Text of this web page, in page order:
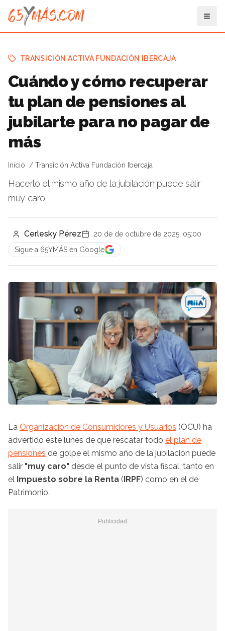
TRANSICIÓN ACTIVA FUNDACIÓN IBERCAJA
Cuándo y cómo recuperar
tu plan de pensiones al
jubilarte para no pagar de
más
Inicio Transición Activa Fundación Ibercaja
Hacerlo el mismo año de la jubilación puede salir
muy caro
Cerlesky Pérez
20 de de octubre de 2025, 05:00
Sigue a 65YMÁS en Google
La Organización de Consumidores y Usuarios (OCU) ha
advertido este lunes de que rescatar todo el plan de
pensiones de golpe el mismo año de la jubilación puede
salir "muy caro" desde el punto de vista fiscal, tanto en
el Impuesto sobre la Renta (IRPF) como en el de
Patrimonio.